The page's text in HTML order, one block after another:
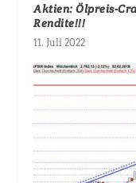
Aktien: Ölpreis-
Rendite!!!
11. Juli 2022